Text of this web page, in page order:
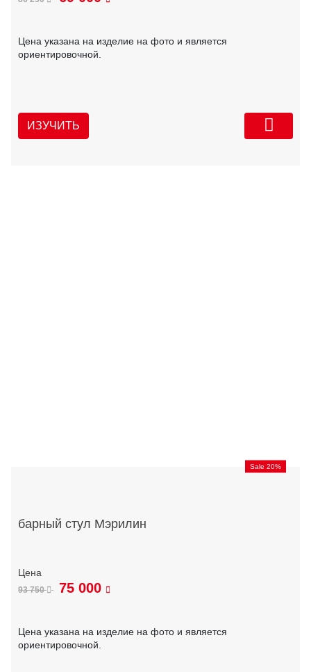
Цена указана на изделие на фото и является
ориентировочной.
ИЗУЧИТЬ
Sale 20%
барный стул Мэрилин
93 750 75 000
Цена указана на изделие на фото и является
ориентировочной.